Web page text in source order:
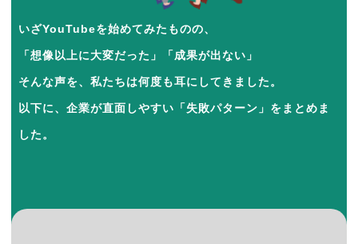
いざYouTubeを始めてみたものの、
「想像以上に大変だった」「成果が出ない」
そんな声を、私たちは何度も耳にしてきました。
以下に、企業が直面しやすい「失敗パターン」をまとめま
した。